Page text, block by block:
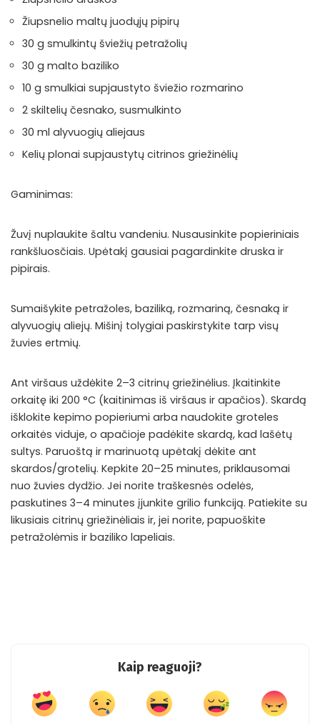
Žiupsnelio maltų juodųjų pipirų
30 g smulkintų šviežių petražolių
30 g malto baziliko
10 g smulkiai supjaustyto šviežio rozmarino
2 skiltelių česnako, susmulkinto
30 ml alyvuogių aliejaus
Kelių plonai supjaustytų citrinos griežinėlių
Gaminimas:
Žuvį nuplaukite šaltu vandeniu. Nusausinkite popieriniais
rankšluosčiais. Upėtakį gausiai pagardinkite druska ir
pipirais.
Sumaišykite petražoles, baziliką, rozmariną, česnaką ir
alyvuogių aliejų. Mišinį tolygiai paskirstykite tarp visų
žuvies ertmių.
Ant viršaus uždėkite 2–3 citrinų griežinėlius. Įkaitinkite
orkaitę iki 200 °C (kaitinimas iš viršaus ir apačios). Skardą
išklokite kepimo popieriumi arba naudokite groteles
orkaitės viduje, o apačioje padėkite skardą, kad lašėtų
sultys. Paruoštą ir marinuotą upėtakį dėkite ant
skardos/grotelių. Kepkite 20–25 minutes, priklausomai
nuo žuvies dydžio. Jei norite traškesnės odelės,
paskutines 3–4 minutes įjunkite grilio funkciją. Patiekite su
likusiais citrinų griežinėliais ir, jei norite, papuoškite
petražolėmis ir baziliko lapeliais.
Kaip reaguoji?